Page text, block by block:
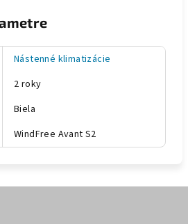
Nástenné klimatizácie
2 roky
Biela
WindFree Avant S2